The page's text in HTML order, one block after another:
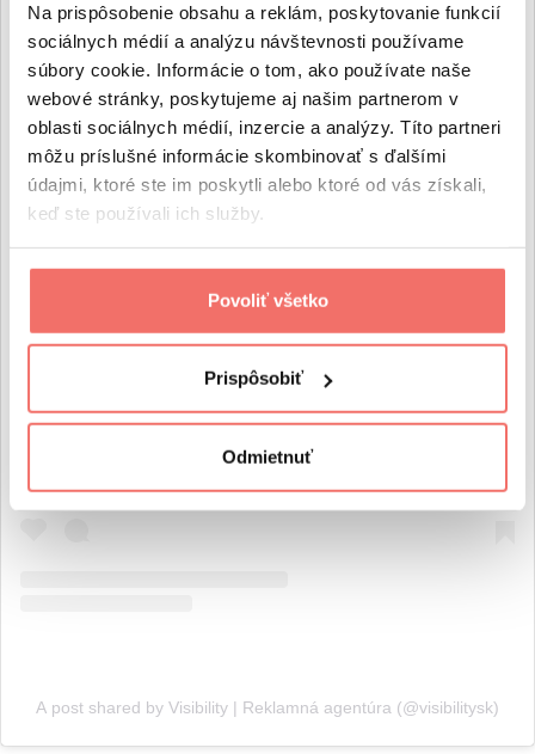
Na prispôsobenie obsahu a reklám, poskytovanie funkcií
sociálnych médií a analýzu návštevnosti používame
súbory cookie. Informácie o tom, ako používate naše
webové stránky, poskytujeme aj našim partnerom v
oblasti sociálnych médií, inzercie a analýzy. Títo partneri
môžu príslušné informácie skombinovať s ďalšími
údajmi, ktoré ste im poskytli alebo ktoré od vás získali,
keď ste používali ich služby.
Povoliť všetko
Prispôsobiť
Odmietnuť
View this post on Instagram
A post shared by Visibility | Reklamná agentúra (@visibilitysk)